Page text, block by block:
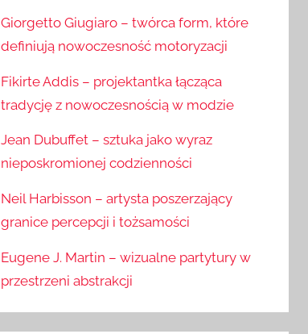
Giorgetto Giugiaro – twórca form, które
definiują nowoczesność motoryzacji
Fikirte Addis – projektantka łącząca
tradycję z nowoczesnością w modzie
Jean Dubuffet – sztuka jako wyraz
nieposkromionej codzienności
Neil Harbisson – artysta poszerzający
granice percepcji i tożsamości
Eugene J. Martin – wizualne partytury w
przestrzeni abstrakcji